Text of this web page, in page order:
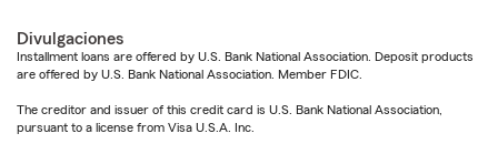
Divulgaciones
Installment loans are offered by U.S. Bank National Association. Deposit products
are offered by U.S. Bank National Association. Member FDIC.
The creditor and issuer of this credit card is U.S. Bank National Association,
pursuant to a license from Visa U.S.A. Inc.